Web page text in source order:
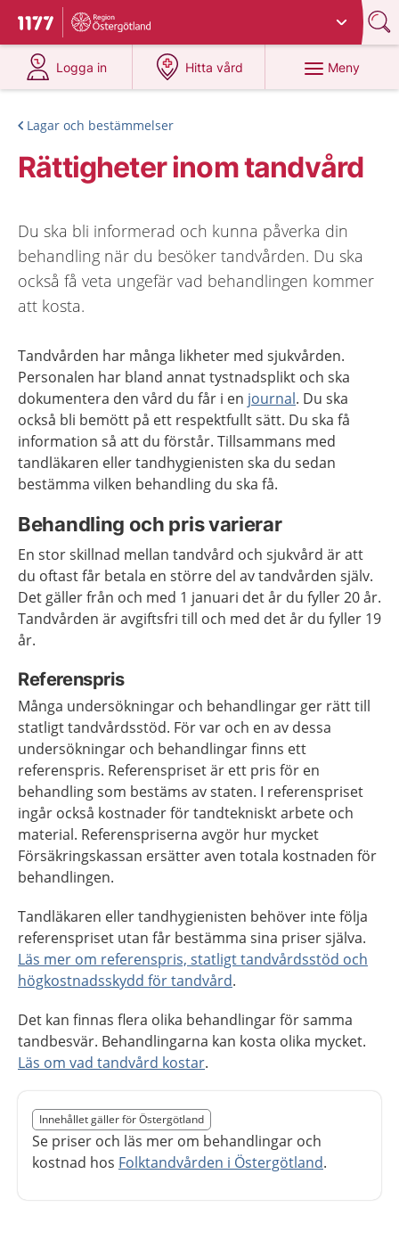
Till startsidan för 1177
Du har valt region
Logga in
på 1177.se
Hitta vård
på 1177.se
Meny
Lagar och bestämmelser
Rättigheter inom tandvård
Du ska bli informerad och kunna påverka din
behandling när du besöker tandvården. Du ska
också få veta ungefär vad behandlingen kommer
att kosta.
Tandvården har många likheter med sjukvården.
Personalen har bland annat tystnadsplikt och ska
dokumentera den vård du får i en journal. Du ska
också bli bemött på ett respektfullt sätt. Du ska få
information så att du förstår. Tillsammans med
tandläkaren eller tandhygienisten ska du sedan
bestämma vilken behandling du ska få.
Behandling och pris varierar
En stor skillnad mellan tandvård och sjukvård är att
du oftast får betala en större del av tandvården själv.
Det gäller från och med 1 januari det år du fyller 20 år.
Tandvården är avgiftsfri till och med det år du fyller 19
år.
Referenspris
Många undersökningar och behandlingar ger rätt till
statligt tandvårdsstöd. För var och en av dessa
undersökningar och behandlingar finns ett
referenspris. Referenspriset är ett pris för en
behandling som bestäms av staten. I referenspriset
ingår också kostnader för tandtekniskt arbete och
material. Referenspriserna avgör hur mycket
Försäkringskassan ersätter aven totala kostnaden för
behandlingen.
Tandläkaren eller tandhygienisten behöver inte följa
referenspriset utan får bestämma sina priser själva.
Läs mer om referenspris, statligt tandvårdsstöd och
högkostnadsskydd för tandvård.
Det kan finnas flera olika behandlingar för samma
tandbesvär. Behandlingarna kan kosta olika mycket.
Läs om vad tandvård kostar.
Nedan innehåll gäller region Östergötland
Innehållet gäller för Östergötland
Se priser och läs mer om behandlingar och
kostnad hos Folktandvården i Östergötland.
Slut på det regionala tillägget från region Östergötland